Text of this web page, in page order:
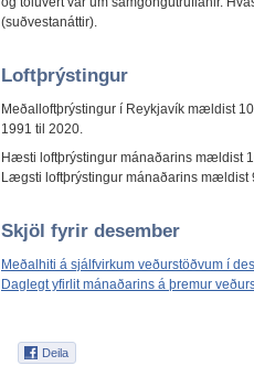
(suðvestanáttir).
Loftþrýstingur
Meðalloftþrýstingur í Reykjavík mældist
1991 til 2020.
Hæsti loftþrýstingur mánaðarins mældist
Lægsti loftþrýstingur mánaðarins mældist
Skjöl fyrir desember
Meðalhiti á sjálfvirkum veðurstöðvum í
Daglegt yfirlit mánaðarins á þremur